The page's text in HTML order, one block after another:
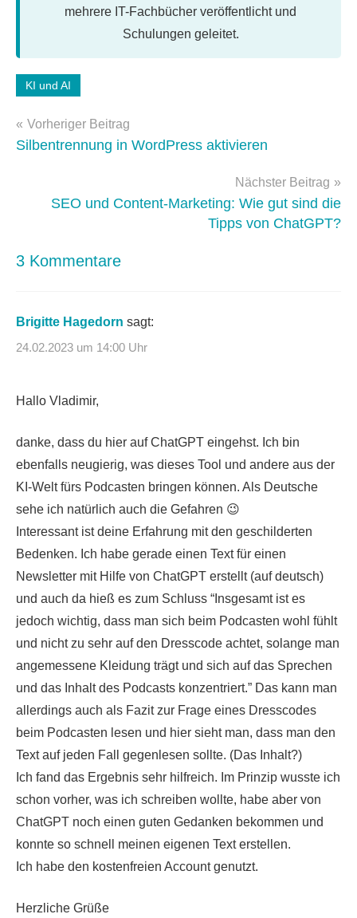
mehrere IT-Fachbücher veröffentlicht und
Schulungen geleitet.
Schlagwörter:
KI und AI
Beitragsnavigation
Vorheriger Beitrag
Silbentrennung in WordPress aktivieren
Nächster Beitrag
SEO und Content-Marketing: Wie gut sind die
Tipps von ChatGPT?
3 Kommentare
Brigitte Hagedorn sagt:
24.02.2023 um 14:00 Uhr
Hallo Vladimir,
danke, dass du hier auf ChatGPT eingehst. Ich bin
ebenfalls neugierig, was dieses Tool und andere aus der
KI-Welt fürs Podcasten bringen können. Als Deutsche
sehe ich natürlich auch die Gefahren 😉
Interessant ist deine Erfahrung mit den geschilderten
Bedenken. Ich habe gerade einen Text für einen
Newsletter mit Hilfe von ChatGPT erstellt (auf deutsch)
und auch da hieß es zum Schluss “Insgesamt ist es
jedoch wichtig, dass man sich beim Podcasten wohl fühlt
und nicht zu sehr auf den Dresscode achtet, solange man
angemessene Kleidung trägt und sich auf das Sprechen
und das Inhalt des Podcasts konzentriert.” Das kann man
allerdings auch als Fazit zur Frage eines Dresscodes
beim Podcasten lesen und hier sieht man, dass man den
Text auf jeden Fall gegenlesen sollte. (Das Inhalt?)
Ich fand das Ergebnis sehr hilfreich. Im Prinzip wusste ich
schon vorher, was ich schreiben wollte, habe aber von
ChatGPT noch einen guten Gedanken bekommen und
konnte so schnell meinen eigenen Text erstellen.
Ich habe den kostenfreien Account genutzt.
Herzliche Grüße